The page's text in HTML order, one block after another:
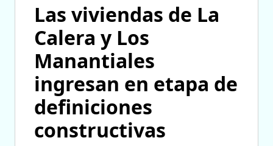
Las viviendas de La
Calera y Los
Manantiales
ingresan en etapa de
definiciones
constructivas